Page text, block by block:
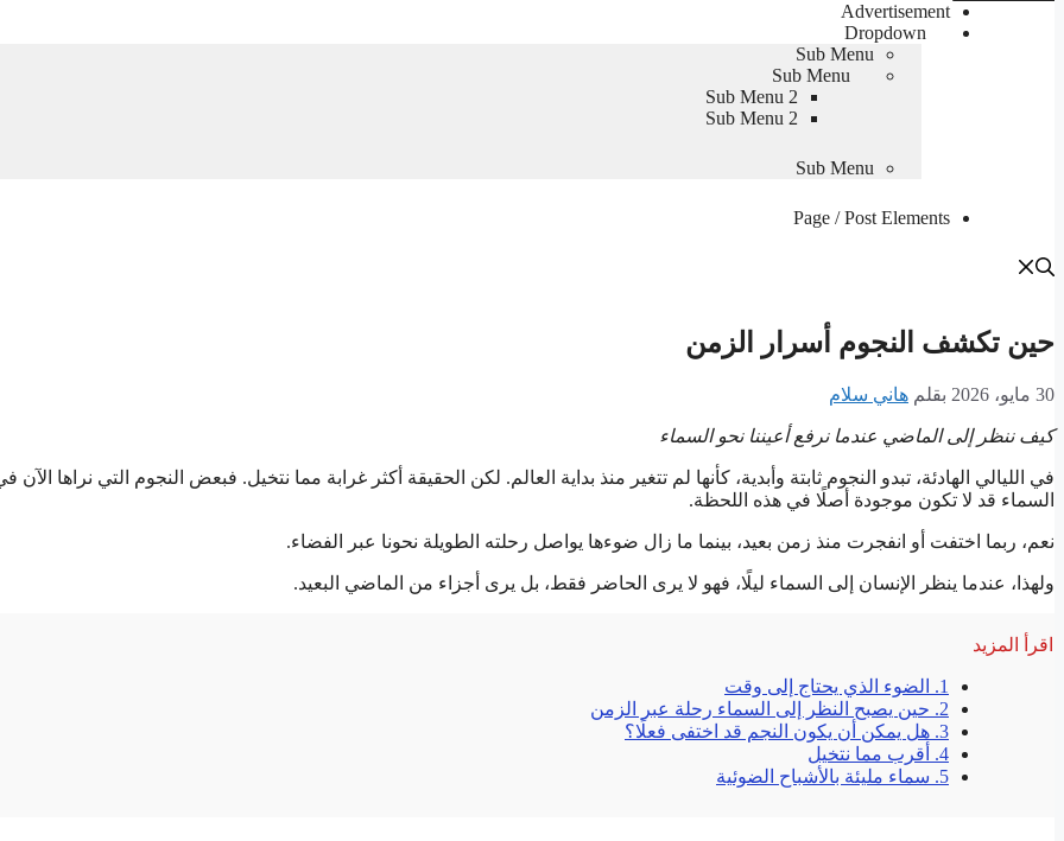
Advertisement
Dropdown
Sub Menu
Sub Menu
Sub Menu 2
Sub Menu 2
Sub Menu
Page / Post Elements
حين تكشف النجوم أسرار الزمن
30 مايو، 2026 بقلم هاني سلام
كيف ننظر إلى الماضي عندما نرفع أعيننا نحو السماء
في الليالي الهادئة، تبدو النجوم ثابتة وأبدية، كأنها لم تتغير منذ بداية العالم. لكن الحقيقة أكثر غرابة مما نتخيل. فبعض النجوم التي نراها الآن
السماء قد لا تكون موجودة أصلًا في هذه اللحظة.
نعم، ربما اختفت أو انفجرت منذ زمن بعيد، بينما ما زال ضوءها يواصل رحلته الطويلة نحونا عبر الفضاء.
ولهذا، عندما ينظر الإنسان إلى السماء ليلًا، فهو لا يرى الحاضر فقط، بل يرى أجزاء من الماضي البعيد.
اقرأ المزيد
1.
الضوء الذي يحتاج إلى وقت
2. حين يصبح النظر إلى السماء رحلة عبر الزمن
3. هل يمكن أن يكون النجم قد اختفى فعلًا؟
4.
أقرب مما نتخيل
5. سماء مليئة بالأشباح الضوئية